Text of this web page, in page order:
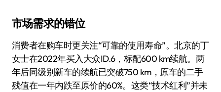
市场需求的错位
消费者在购车时更关注“可靠的使用寿命”。北京的丁
女士在2022年买入大众ID.6，标配600 km续航。两
年后同级别新车的续航已突破750 km，原车的二手
残值在一年内跌至原价的60%。这类“技术红利”并未